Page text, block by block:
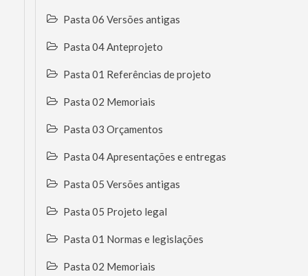
Pasta 06 Versões antigas
Pasta 04 Anteprojeto
Pasta 01 Referências de projeto
Pasta 02 Memoriais
Pasta 03 Orçamentos
Pasta 04 Apresentações e entregas
Pasta 05 Versões antigas
Pasta 05 Projeto legal
Pasta 01 Normas e legislações
Pasta 02 Memoriais